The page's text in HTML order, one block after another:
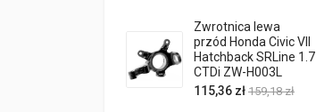
Zwrotnica lewa
przód Honda Civic VII
Hatchback SRLine 1.7
CTDi ZW-H003L
115,36 zł 159,18 zł